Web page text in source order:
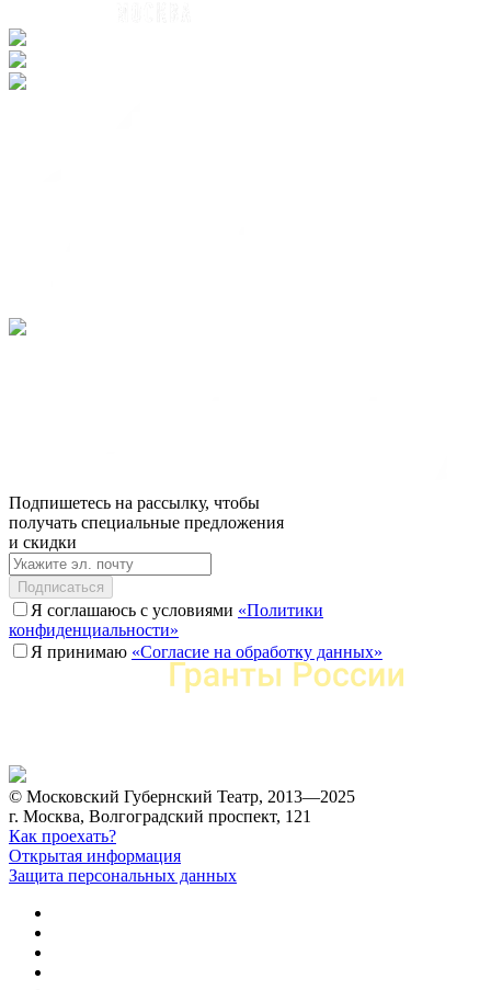
Подпишетесь на рассылку, чтобы
получать специальные предложения
и скидки
Подписаться
Я соглашаюсь с условиями «Политики
конфиденциальности»
Я принимаю «Согласие на обработку данных»
© Московский Губернский Театр, 2013—2025
г. Москва, Волгоградский проспект, 121
Как проехать?
Открытая информация
Защита персональных данных